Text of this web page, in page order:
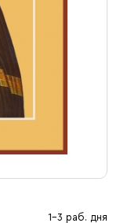
1-3 раб. дня